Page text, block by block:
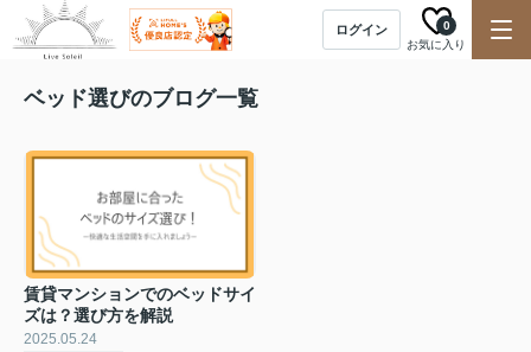
ログイン
お気に入り
0
ベッド選びのブログ一覧
賃貸マンションでのベッドサイ
ズは？選び方を解説
2025.05.24